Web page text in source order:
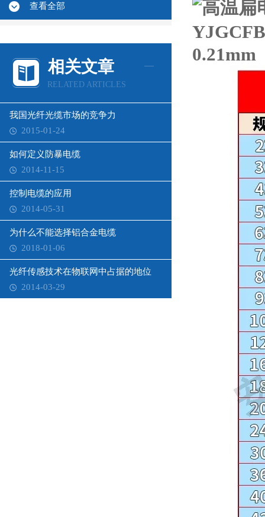
查看全部
相关文章
RELATED ARTICLES
我国光纤光缆市场的竞争力
2015-01-24
如何定义防暴电缆
2014-11-15
控制电缆的应用
2014-05-31
为什么不能选择铝合金电缆
2018-01-06
光纤传感技术在物联网中占据的地位
2014-03-29